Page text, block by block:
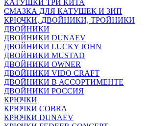
КАТУШКИ ТРИ КИТА
СМАЗКА ДЛЯ КАТУШЕК И ЗИП
КРЮЧКИ, ДВОЙНИКИ, ТРОЙНИКИ
ДВОЙНИКИ
ДВОЙНИКИ DUNAEV
ДВОЙНИКИ LUCKY JOHN
ДВОЙНИКИ MUSTAD
ДВОЙНИКИ OWNER
ДВОЙНИКИ VIDO CRAFT
ДВОЙНИКИ В АССОРТИМЕНТЕ
ДВОЙНИКИ РОССИЯ
КРЮЧКИ
КРЮЧКИ COBRA
КРЮЧКИ DUNAEV